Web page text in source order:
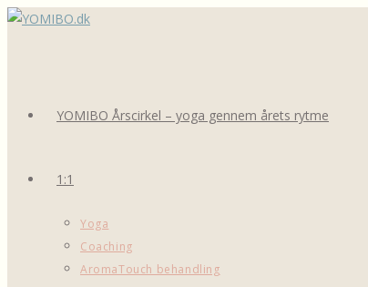
Skip
YOMIBO Årscirkel – yoga gennem årets rytme
1:1
Yoga
Coaching
AromaTouch behandling